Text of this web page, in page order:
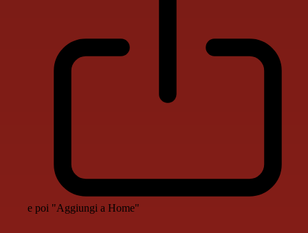
e poi "Aggiungi a Home"